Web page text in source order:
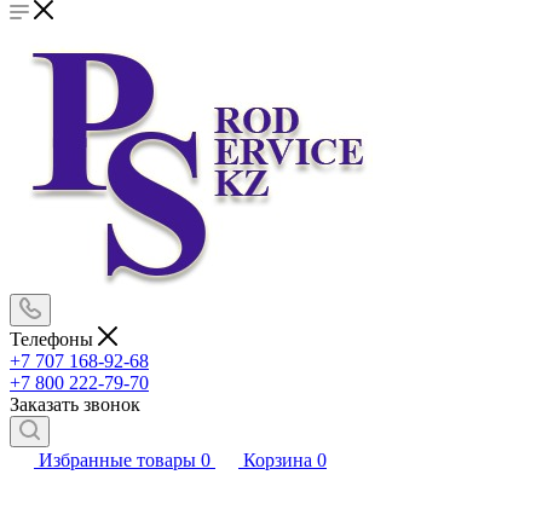
Телефоны
+7 707 168-92-68
+7 800 222-79-70
Заказать звонок
Избранные товары 0 Корзина 0